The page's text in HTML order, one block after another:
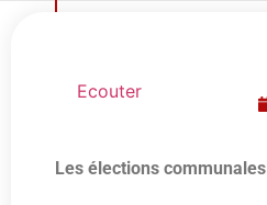
Ecouter
Les élections communales